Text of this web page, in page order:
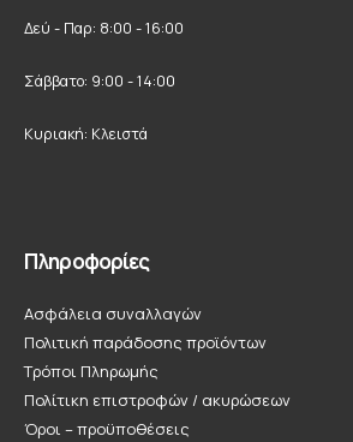
Δεύ - Παρ: 8:00 - 16:00
Σάββατο: 9:00 - 14:00
Κυριακή: Κλειστά
Πληροφορίες
Ασφάλεια συναλλαγών
Πολιτική παράδοσης προϊόντων
Τρόποι Πληρωμής
Πολίτικη επιστροφών / ακυρώσεων
Όροι – προϋποθέσεις